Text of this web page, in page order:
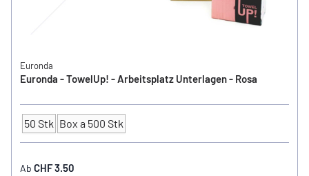
Euronda
Euronda - TowelUp! - Arbeitsplatz Unterlagen - Rosa
Anzahl
50 Stk Box a 500 Stk
Ab CHF 3.50